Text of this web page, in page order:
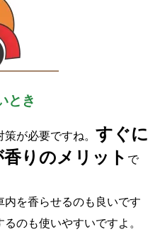
とき
が必要ですね。 すぐに
りのメリット で
を香らせるのも良いです
のも使いやすいですよ。